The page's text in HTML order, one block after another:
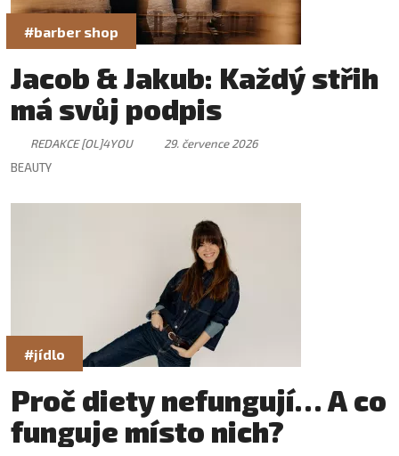
#barber shop
Jacob & Jakub: Každý střih
má svůj podpis
REDAKCE [OL]4YOU
29. července 2026
BEAUTY
#jídlo
Proč diety nefungují… A co
funguje místo nich?